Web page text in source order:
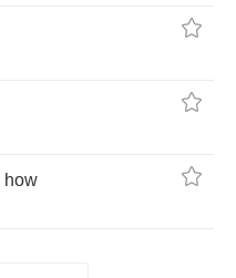
how